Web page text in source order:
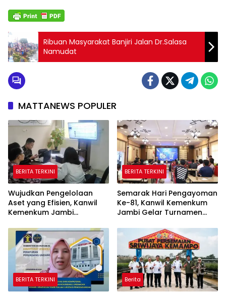
Ribuan Masyarakat Banjiri Jalan Dr.Salasa
Namudat
MATTANEWS POPULER
BERITA TERKINI
Wujudkan Pengelolaan
Aset yang Efisien, Kanwil
Kemenkum Jambi
Secara Transparan
BERITA TERKINI
Semarak Hari Pengayoman
Ke-81, Kanwil Kemenkum
Jambi Gelar Turnamen
BERITA TERKINI Berita